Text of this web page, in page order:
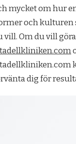
mycket om hur
och kulturen
vill. Om du vill
dig för